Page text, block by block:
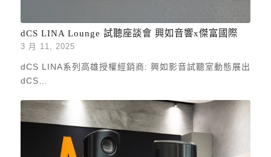
dCS LINA Lounge 試聽座談會 興如音響x傑富國際
3 月 11, 2025
dCS LINA系列高雄授權經銷商: 興如影音試聽室動態展出
dCS…